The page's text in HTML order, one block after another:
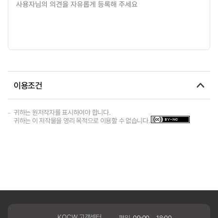
이용조건
귀하는 원저작자를 표시하여야 합니다.
귀하는 이 저작물을 영리 목적으로 이용할 수 없습니다.